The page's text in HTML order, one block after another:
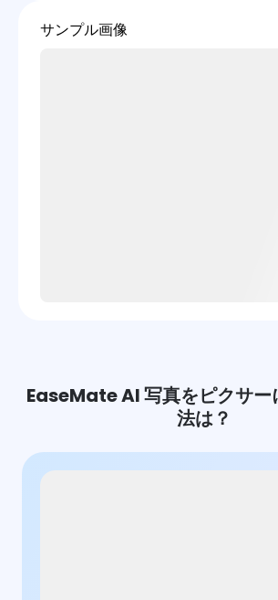
サンプル画像
EaseMate AI 写真をピクサー
法は？